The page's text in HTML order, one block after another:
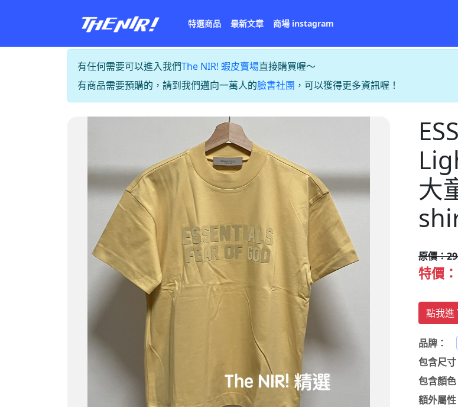
特選商品 最新文章 商場 instagram
有任何需要可以進入我們The NIR! 蝦皮賣場直接購買喔～
有商品需要預購的，請到我們邁向一萬人的臉書社團 ，可以獲得更多資訊喔！
大
原價：
特價
點我進
品牌 ：
包含尺寸
包含顏色
額外屬性